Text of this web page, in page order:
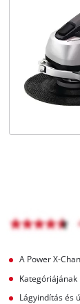
Magyar
English
A Power X-
Kategóriájának
Lágyindítás és